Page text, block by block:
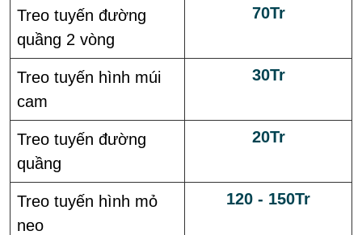
Treo tuyến đường
quầng 2 vòng
70Tr
Treo tuyến hình múi
cam
30Tr
Treo tuyến đường
quầng
20Tr
Treo tuyến hình mỏ
neo
120 - 150Tr